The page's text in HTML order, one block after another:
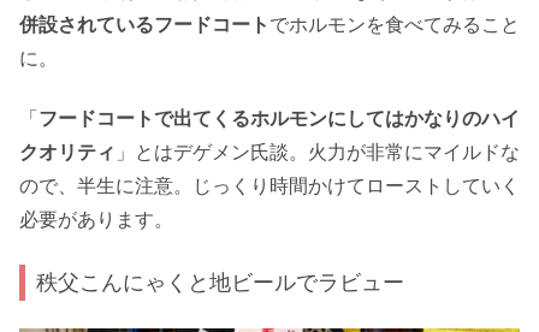
併設されているフードコート でホルモンを食べてみること
に。
「 フードコートで出てくるホルモンにしてはかなりのハイ
クオリティ 」とはデゲメン氏談。火力が非常にマイルドな
ので、半生に注意。じっくり時間かけてローストしていく
必要があります。
秩父こんにゃくと地ビールでラビュー